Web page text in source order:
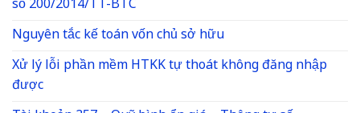
Nguyên tắc kế toán vốn chủ sở hữu
Xử lý lỗi phần mềm HTKK tự thoát không đăng nhập
được